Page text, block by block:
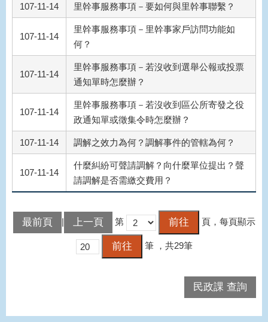
107-11-14 里幹事服務事項－要如何與里幹事聯繫？
107-11-14
里幹事服務事項－里幹事家戶訪問功能如
何？
107-11-14
里幹事服務事項－若沒收到選舉公報或投票
通知單時怎麼辦？
107-11-14
里幹事服務事項－若沒收到區公所寄發之役
政通知單或徵集令時怎麼辦？
107-11-14 調解之效力為何？調解事件的管轄為何？
107-11-14
什麼糾紛可聲請調解？向什麼單位提出？聲
請調解是否需繳交費用？
最前頁 | 上一頁 第 頁，每頁顯示
筆 ，共29筆
民政課 查詢